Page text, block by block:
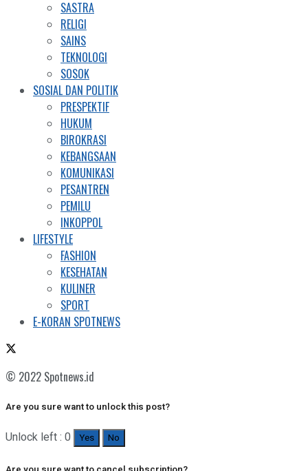
SASTRA
RELIGI
SAINS
TEKNOLOGI
SOSOK
SOSIAL DAN POLITIK
PRESPEKTIF
HUKUM
BIROKRASI
KEBANGSAAN
KOMUNIKASI
PESANTREN
PEMILU
INKOPPOL
LIFESTYLE
FASHION
KESEHATAN
KULINER
SPORT
E-KORAN SPOTNEWS
© 2022 Spotnews.id
Are you sure want to unlock this post?
Unlock left : 0 Yes No